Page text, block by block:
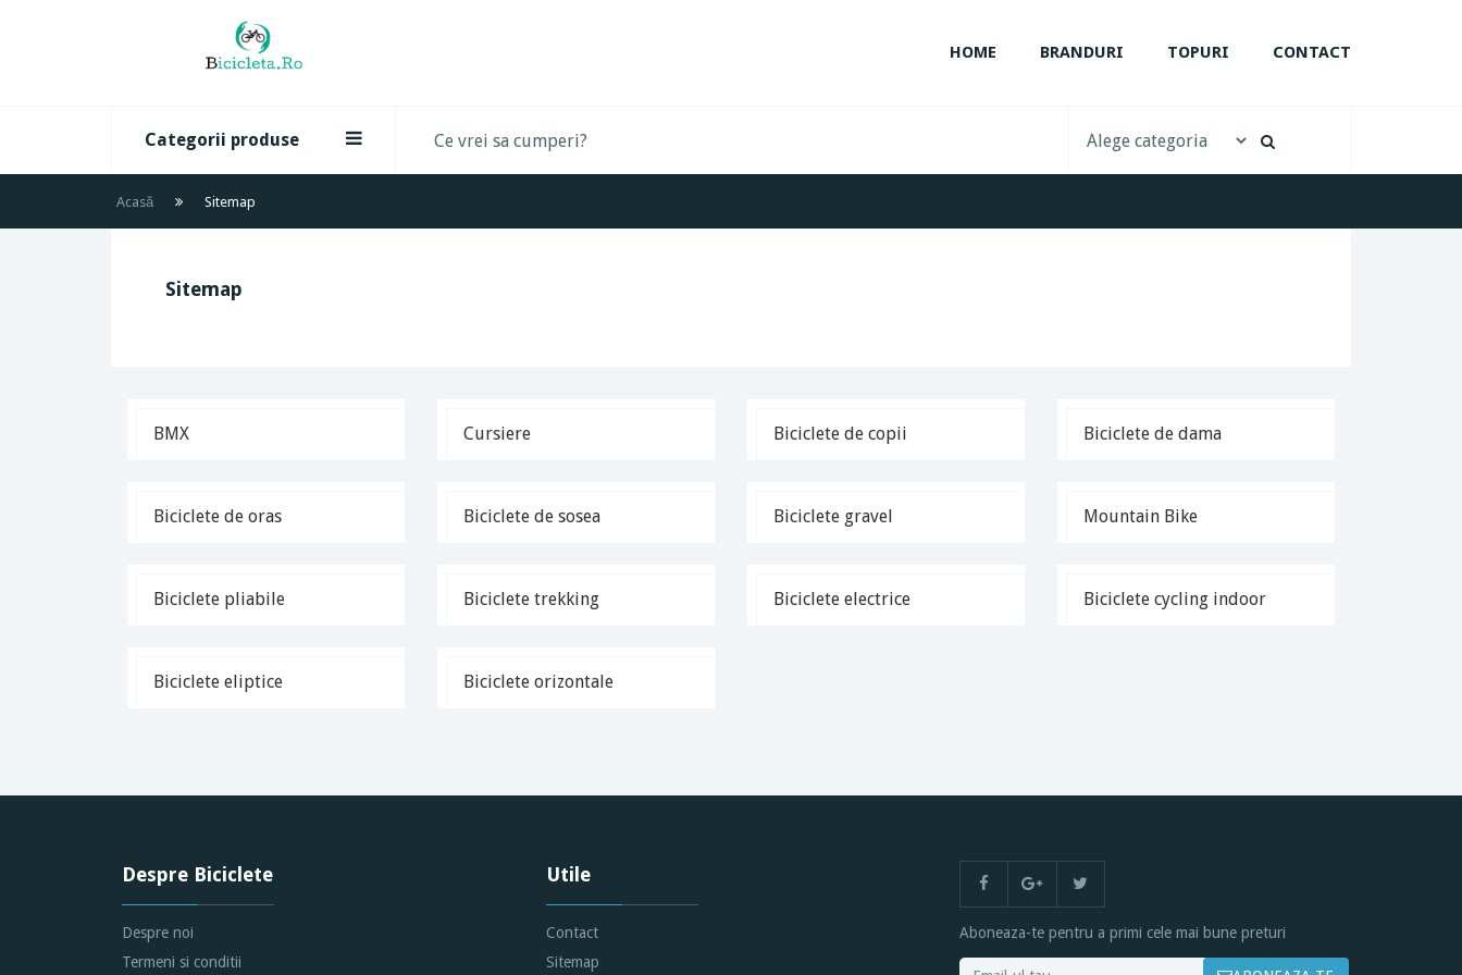
HOME BRANDURI TOPURI CONTACT
Categorii produse
Acasă Sitemap
Sitemap
BMX Cursiere Biciclete de copii Biciclete de dama
Biciclete de oras Biciclete de sosea Biciclete gravel Mountain Bike
Biciclete pliabile Biciclete trekking Biciclete electrice Biciclete cycling indoor
Biciclete eliptice Biciclete orizontale
Despre Biciclete
Despre noi
Termeni si conditii
Utile
Contact
Sitemap
Aboneaza-te pentru a primi cele mai bune preturi